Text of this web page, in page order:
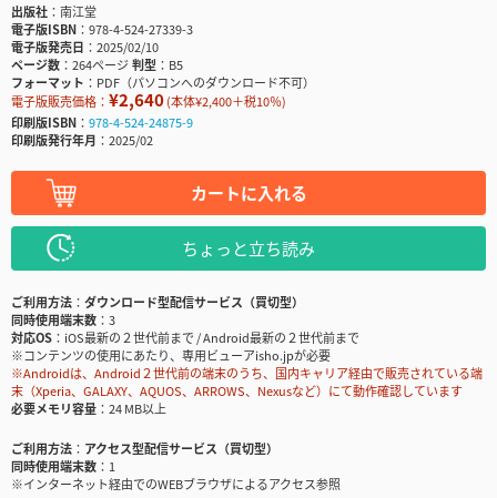
出版社
南江堂
電子版ISBN
978-4-524-27339-3
電子版発売日
2025/02/10
ページ数
264ページ判型
B5
フォーマット
PDF（パソコンへのダウンロード不可）
電子版販売価格： ¥2,640(本体¥2,400＋税10％)
印刷版ISBN
978-4-524-24875-9
印刷版発行年月
2025/02
カートに入れる
ちょっと立ち読み
ご利用方法
ダウンロード型配信サービス（買切型）
同時使用端末数
3
対応OS
iOS最新の２世代前まで / Android最新の２世代前まで
※コンテンツの使用にあたり、専用ビューアisho.jpが必要
※Androidは、Android２世代前の端末のうち、国内キャリア経由で販売されている端
末（Xperia、GALAXY、AQUOS、ARROWS、Nexusなど）にて動作確認しています
必要メモリ容量
24 MB以上
ご利用方法
アクセス型配信サービス（買切型）
同時使用端末数
1
※インターネット経由でのWEBブラウザによるアクセス参照